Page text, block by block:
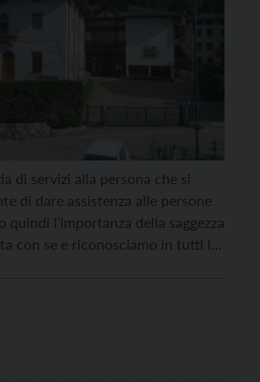
di servizi alla persona che si
di dare assistenza alle persone
quindi l’importanza della saggezza
con se e riconosciamo in tutti i